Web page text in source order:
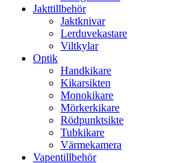
Jakttillbehör
Jaktknivar
Lerduvekastare
Viltkylar
Optik
Handkikare
Kikarsikten
Monokikare
Mörkerkikare
Rödpunktsikte
Tubkikare
Värmekamera
Vapentillbehör